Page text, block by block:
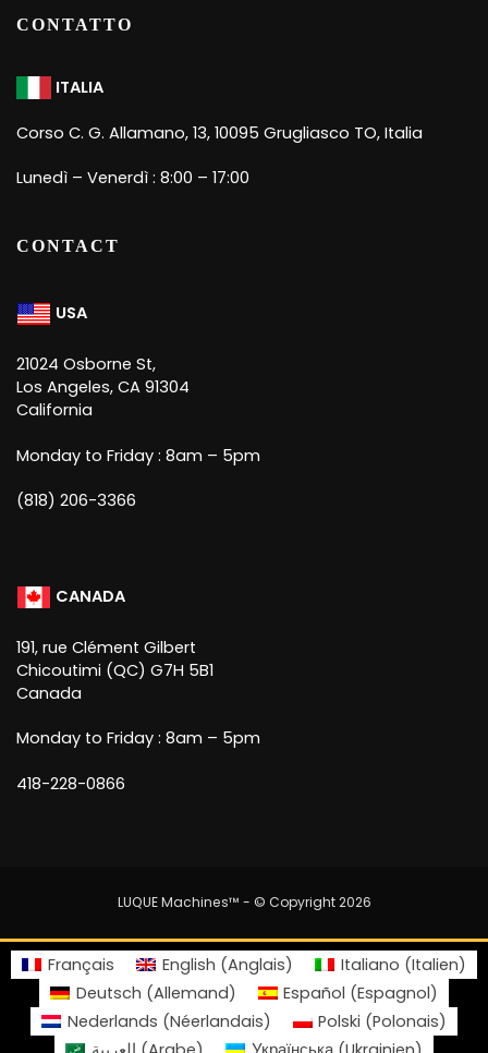
CONTATTO
ITALIA
Corso C. G. Allamano, 13, 10095 Grugliasco TO, Italia
Lunedì – Venerdì : 8:00 – 17:00
CONTACT
USA
21024 Osborne St,
Los Angeles, CA 91304
California
Monday to Friday : 8am – 5pm
(818) 206-3366
CANADA
191, rue Clément Gilbert
Chicoutimi (QC) G7H 5B1
Canada
Monday to Friday : 8am – 5pm
418-228-0866
LUQUE Machines™ - © Copyright 2026
Français English (Anglais) Italiano (Italien)
Deutsch (Allemand) Español (Espagnol)
Nederlands (Néerlandais) Polski (Polonais)